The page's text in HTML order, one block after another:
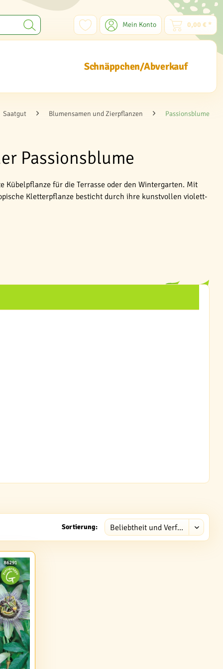
Mein Konto 0,00 € *
Schnäppchen/Abverkauf
Saatgut Blumensamen und Zierpflanzen Passionsblume
Passionsblume
für die Terrasse oder den Wintergarten. Mit
Kletterpflanze besticht durch ihre kunstvollen violett-
Sortierung: